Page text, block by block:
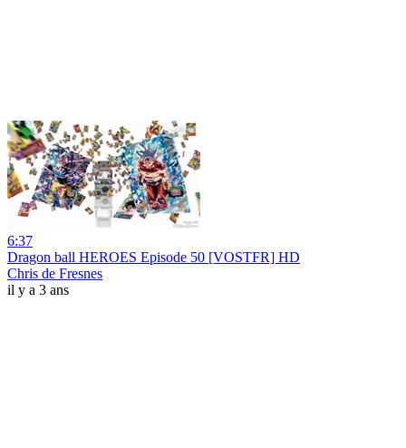
6:37
Dragon ball HEROES Episode 50 [VOSTFR] HD
Chris de Fresnes
il y a 3 ans